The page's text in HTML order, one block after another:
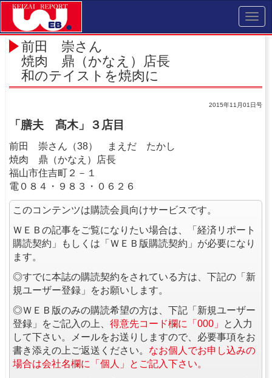
前田 崇さん
焼肉 鼎（かなえ）店長
和のテイストを焼肉に
2015年11月01日号
「膳夫 髙木」３店目
前田 崇さん（38） まえだ たかし
焼肉 鼎（かなえ）店長
福山市住吉町２－１
電０８４・９８３・０６２６
このコンテンツは購読会員向けサービスです。
ＷＥＢの記事をご覧になりたい場合は、「経済リポート
購読契約」もしくは「ＷＥＢ版購読契約」が必要になり
ます。
◎すでに本誌の購読契約をされている方は、下記の「新
規ユーザー登録」をお願いします。
◎ＷＥＢ版のみの購読希望の方は、下記「新規ユーザー
登録」をご記入の上、 得意先コード欄に「000」
と入力
して下さい。メールをお送りしますので、必要事項をお
書き添えの上ご返送ください。 なお個人でお申し込みの
場合は会社名欄に「個人」とご記入下さい。